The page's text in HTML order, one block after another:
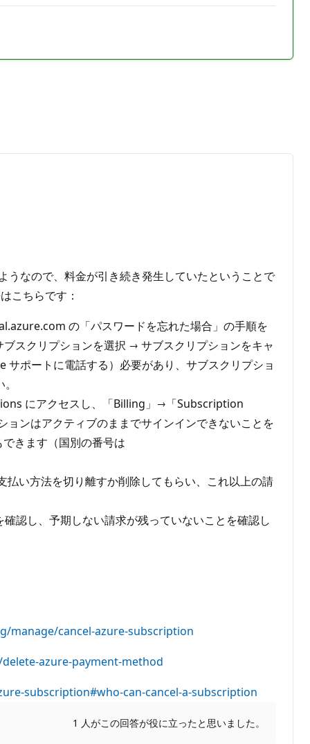
なので、料金が引き続き発生していたということで
こちらです：
の「パスワードを忘れた場合」の手順を
スクリプションを選択 → サブスクリプションをキャ
ポートに電話する）必要があり、サブスクリプショ
にアクセスし、「Billing」→「Subscription
ンはアクティブのままでサインインできないことを
きます（国別の番号は
い方法を切り離すか削除してもらい、これ以上の請
認し、予期しない請求が残っていないことを確認し
manage/cancel-azure-subscription
azure-payment-method
subscription#who-can-cancel-a-subscription
1 人がこの回答が役に立ったと思いました。